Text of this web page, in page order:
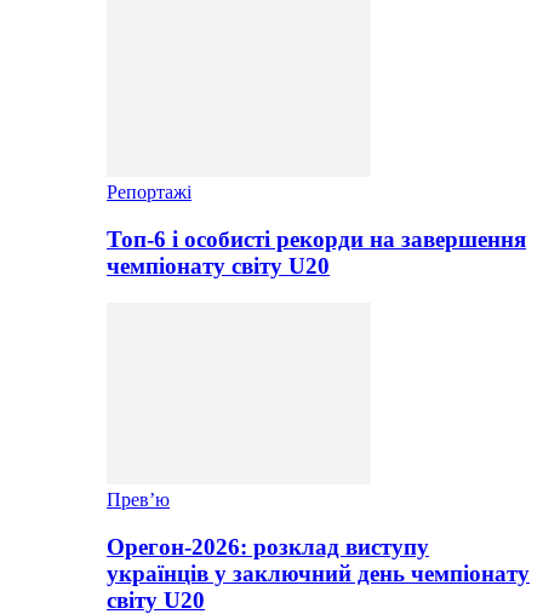
Репортажі
Топ-6 і особисті рекорди на завершення
чемпіонату світу U20
Прев’ю
Орегон-2026: розклад виступу
українців у заключний день чемпіонату
світу U20